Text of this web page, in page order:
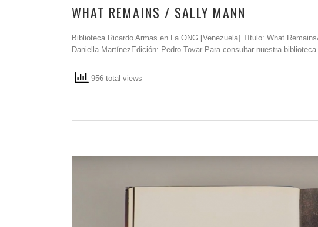
WHAT REMAINS / SALLY MANN
Biblioteca Ricardo Armas en La ONG [Venezuela] Título: What
Daniella MartínezEdición: Pedro Tovar Para consultar nuestra
956 total views